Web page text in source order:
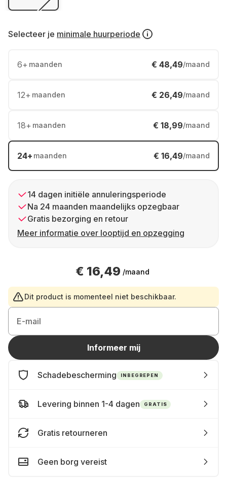
Selecteer je minimale huurperiode
6+ maanden € 48,49/maand
12+ maanden € 26,49/maand
18+ maanden € 18,99/maand
24+ maanden € 16,49/maand
14 dagen initiële annuleringsperiode
Na 24 maanden maandelijks opzegbaar
Gratis bezorging en retour
Meer informatie over looptijd en opzegging
€ 16,49 /maand
Dit product is momenteel niet beschikbaar.
E-mail
Informeer mij
Schadebescherming INBEGREPEN
Levering binnen 1-4 dagen GRATIS
Gratis retourneren
Geen borg vereist